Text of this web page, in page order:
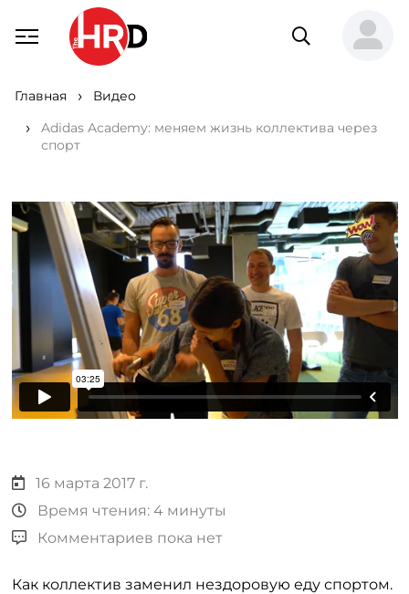
Главная
Видео
Adidas Academy: меняем жизнь коллектива через
спорт
16 марта 2017 г.
Время чтения: 4 минуты
Комментариев пока нет
Как коллектив заменил нездоровую еду спортом.